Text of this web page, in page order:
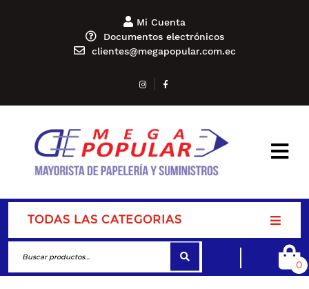
Mi Cuenta
Documentos electrónicos
clientes@megapopular.com.ec
TODAS LAS CATEGORIAS
0